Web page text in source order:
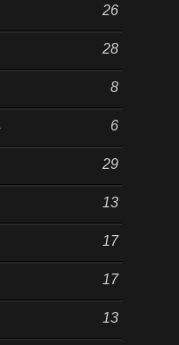
26
28
8
6
29
13
17
17
13